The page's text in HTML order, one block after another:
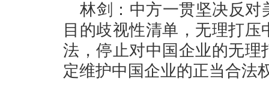
林剑：中方一贯坚决反对
目的歧视性清单，无理打
法，停止对中国企业的无
定维护中国企业的正当合法